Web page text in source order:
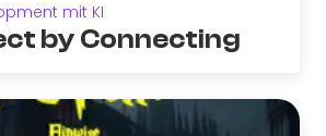
mit KI
by Connecting